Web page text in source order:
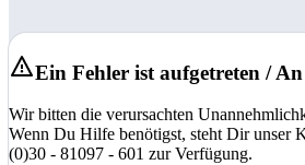
Ein Fehler ist aufgetreten /
Wir bitten die verursachten
Wenn Du Hilfe benötigst, steht Dir unser
(0)30 - 81097 - 601 zur Verfügung.